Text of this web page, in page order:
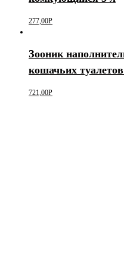
277,00Р
Зооник
кошачьих
721,00Р